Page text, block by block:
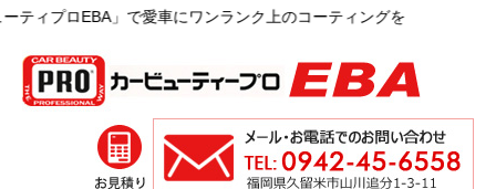
」で愛車にワンランク上のコーティングを